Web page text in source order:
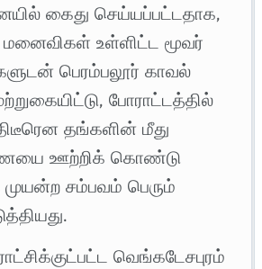
கைது செய்யப்பட்டதாக,
உள்ளிட்ட மூவர்
பெரம்பலூர் காவல்
போராட்டத்தில்
தங்களின் மீது
ஊற்றிக் கொண்டு
சம்பவம் பெரும்
வெங்கடேசபுரம்